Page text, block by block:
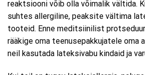
reaktsiooni võib olla võimalik vältida.
suhtes allergiline, peaksite vältima
tooteid. Enne meditsiinilist
rääkige oma teenusepakkujatele oma
neil kasutada lateksivabu kindaid ja